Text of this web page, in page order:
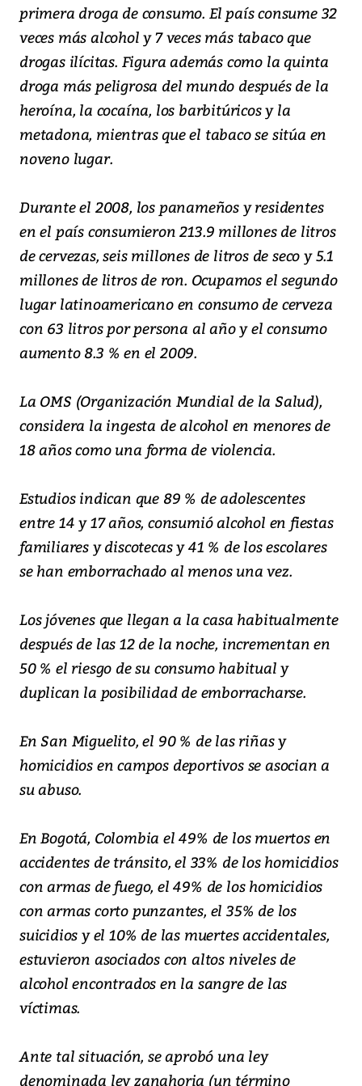
primera droga de consumo. El país consume 32
veces más alcohol y 7 veces más tabaco que
drogas ilícitas. Figura además como la quinta
droga más peligrosa del mundo después de la
heroína, la cocaína, los barbitúricos y la
metadona, mientras que el tabaco se sitúa en
noveno lugar.
Durante el 2008, los panameños y residentes
en el país consumieron 213.9 millones de litros
de cervezas, seis millones de litros de seco y 5.1
millones de litros de ron. Ocupamos el segundo
lugar latinoamericano en consumo de cerveza
con 63 litros por persona al año y el consumo
aumento 8.3 % en el 2009.
La OMS (Organización Mundial de la Salud),
considera la ingesta de alcohol en menores de
18 años como una forma de violencia.
Estudios indican que 89 % de adolescentes
entre 14 y 17 años, consumió alcohol en fiestas
familiares y discotecas y 41 % de los escolares
se han emborrachado al menos una vez.
Los jóvenes que llegan a la casa habitualmente
después de las 12 de la noche, incrementan en
50 % el riesgo de su consumo habitual y
duplican la posibilidad de emborracharse.
En San Miguelito, el 90 % de las riñas y
homicidios en campos deportivos se asocian a
su abuso.
En Bogotá, Colombia el 49% de los muertos en
accidentes de tránsito, el 33% de los homicidios
con armas de fuego, el 49% de los homicidios
con armas corto punzantes, el 35% de los
suicidios y el 10% de las muertes accidentales,
estuvieron asociados con altos niveles de
alcohol encontrados en la sangre de las
víctimas.
Ante tal situación, se aprobó una ley
denominada ley zanahoria (un término